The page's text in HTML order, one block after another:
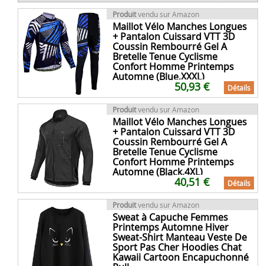
Produitvendu sur Amazon
Maillot Vélo Manches Longues
+ Pantalon Cuissard VTT 3D
Coussin Rembourré Gel A
Bretelle Tenue Cyclisme
Confort Homme Printemps
Automne (Blue,XXXL)
50,93 € Détails
Produitvendu sur Amazon
Maillot Vélo Manches Longues
+ Pantalon Cuissard VTT 3D
Coussin Rembourré Gel A
Bretelle Tenue Cyclisme
Confort Homme Printemps
Automne (Black,4XL)
40,51 € Détails
Produitvendu sur Amazon
Sweat à Capuche Femmes
Printemps Automne Hiver
Sweat-Shirt Manteau Veste De
Sport Pas Cher Hoodies Chat
Kawaii Cartoon Encapuchonné